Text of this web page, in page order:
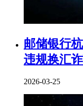
邮储银行
违规换汇
2026-03-25